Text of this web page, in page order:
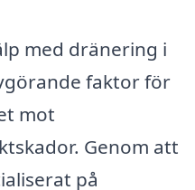
med dränering i
faktor för
mot
Genom att
på